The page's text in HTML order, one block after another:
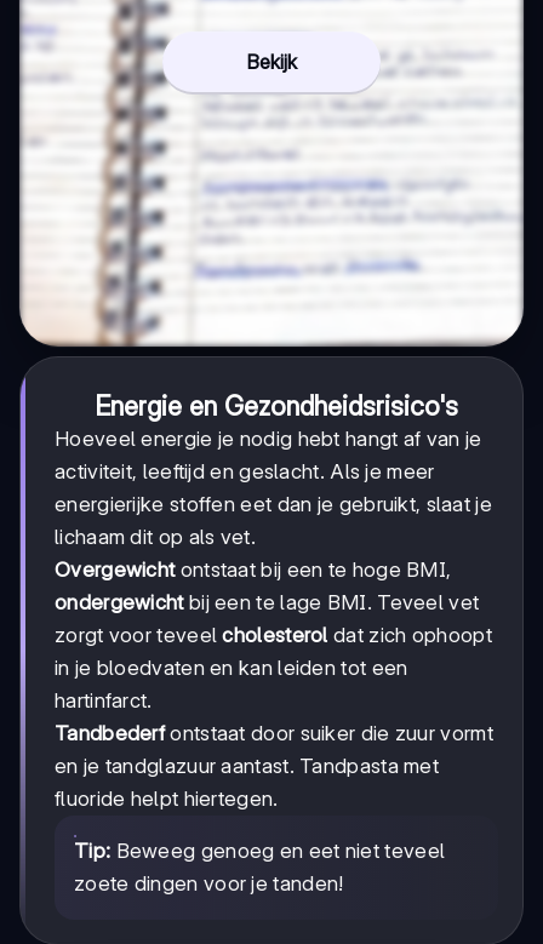
Bekijk
Energie en Gezondheidsrisico's
Hoeveel energie je nodig hebt hangt af van je
activiteit, leeftijd en geslacht. Als je meer
energierijke stoffen eet dan je gebruikt, slaat je
lichaam dit op als vet.
Overgewichtontstaat bij een te hoge BMI,
ondergewichtbij een te lage BMI. Teveel vet
zorgt voor teveelcholesterol dat zich ophoopt
in je bloedvaten en kan leiden tot een
hartinfarct.
Tandbederfontstaat door suiker die zuur vormt
en je tandglazuur aantast. Tandpasta met
fluoride helpt hiertegen.
Tip: Beweeg genoeg en eet niet teveel
zoete dingen voor je tanden!